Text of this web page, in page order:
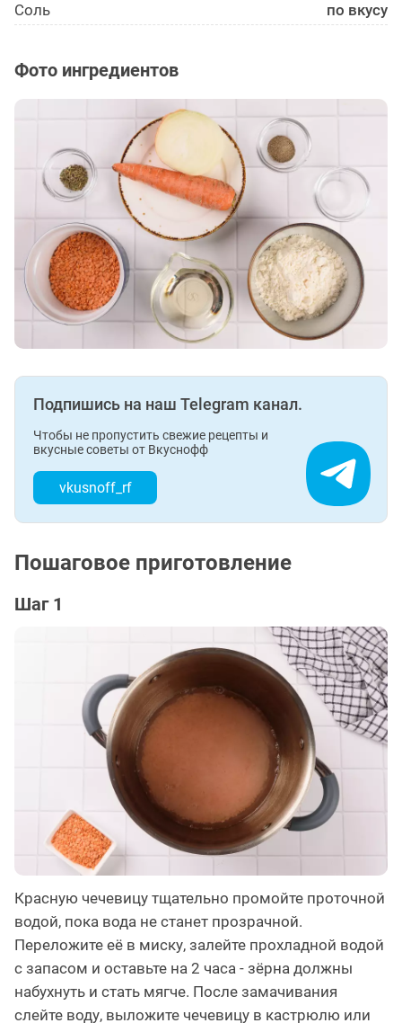
Соль
по вкусу
Фото ингредиентов
Подпишись на наш Telegram канал.
Чтобы не пропустить свежие рецепты и
вкусные советы от Вкуснофф
vkusnoff_rf
Пошаговое приготовление
Шаг 1
Красную чечевицу тщательно промойте проточной
водой, пока вода не станет прозрачной.
Переложите её в миску, залейте прохладной водой
с запасом и оставьте на 2 часа - зёрна должны
набухнуть и стать мягче. После замачивания
слейте воду, выложите чечевицу в кастрюлю или